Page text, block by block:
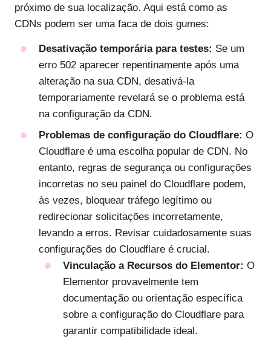
próximo de sua localização. Aqui está como as
CDNs podem ser uma faca de dois gumes:
Desativação temporária para testes: Se um
erro 502 aparecer repentinamente após uma
alteração na sua CDN, desativá-la
temporariamente revelará se o problema está
na configuração da CDN.
Problemas de configuração do Cloudflare: O
Cloudflare é uma escolha popular de CDN. No
entanto, regras de segurança ou configurações
incorretas no seu painel do Cloudflare podem,
às vezes, bloquear tráfego legítimo ou
redirecionar solicitações incorretamente,
levando a erros. Revisar cuidadosamente suas
configurações do Cloudflare é crucial.
Vinculação a Recursos do Elementor: O
Elementor provavelmente tem
documentação ou orientação específica
sobre a configuração do Cloudflare para
garantir compatibilidade ideal.